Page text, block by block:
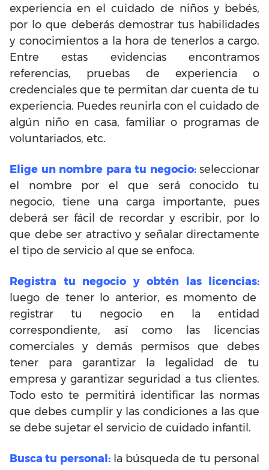
experiencia en el cuidado de niños y bebés,
por lo que deberás demostrar tus habilidades
y conocimientos a la hora de tenerlos a cargo.
Entre estas evidencias encontramos
referencias, pruebas de experiencia o
credenciales que te permitan dar cuenta de tu
experiencia. Puedes reunirla con el cuidado de
algún niño en casa, familiar o programas de
voluntariados, etc.
Elige un nombre para tu negocio: seleccionar
el nombre por el que será conocido tu
negocio, tiene una carga importante, pues
deberá ser fácil de recordar y escribir, por lo
que debe ser atractivo y señalar directamente
el tipo de servicio al que se enfoca.
Registra tu negocio y obtén las licencias:
luego de tener lo anterior, es momento de
registrar tu negocio en la entidad
correspondiente, así como las licencias
comerciales y demás permisos que debes
tener para garantizar la legalidad de tu
empresa y garantizar seguridad a tus clientes.
Todo esto te permitirá identificar las normas
que debes cumplir y las condiciones a las que
se debe sujetar el servicio de cuidado infantil.
Busca tu personal:la búsqueda de tu personal